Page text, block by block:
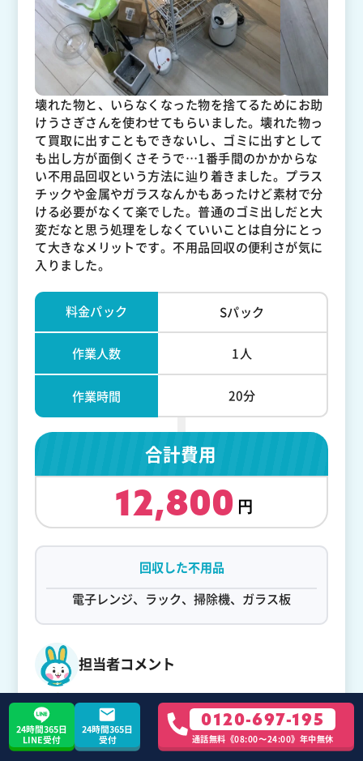
壊れた物と、いらなくなった物を捨てるためにお助
けうさぎさんを使わせてもらいました。壊れた物っ
て買取に出すこともできないし、ゴミに出すとして
も出し方が面倒くさそうで…1番手間のかかからな
い不用品回収という方法に辿り着きました。プラス
チックや金属やガラスなんかもあったけど素材で分
ける必要がなくて楽でした。普通のゴミ出しだと大
変だなと思う処理をしなくていいことは自分にとっ
て大きなメリットです。不用品回収の便利さが気に
入りました。
料金パック Sパック
作業人数 1人
作業時間 20分
合計費用
12,800
回収した不用品
電子レンジ、ラック、掃除機、ガラス板
担当者コメント
お助けうさぎの不用品回収は、不用品の素材
関係なく回収が可能です。プラスチック、金
属、ガラスはもちろん、木材や紙、布などな
24時間365日
LINE受付
24時間365日
受付
0120-697-195
通話無料《08:00〜24:00》年中無休